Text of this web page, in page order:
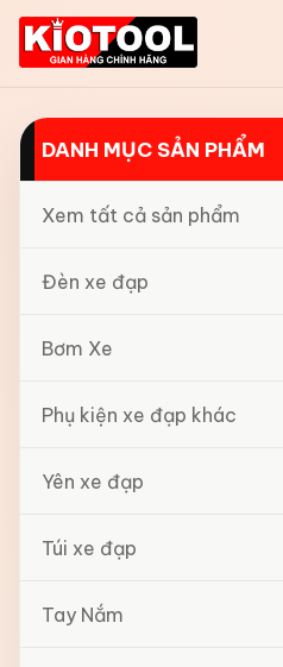
DANH MỤC SẢN PHẨM
Xem tất cả sản phẩm
Đèn xe đạp
Bơm Xe
Phụ kiện xe đạp khác
Yên xe đạp
Túi xe đạp
Tay Nắm